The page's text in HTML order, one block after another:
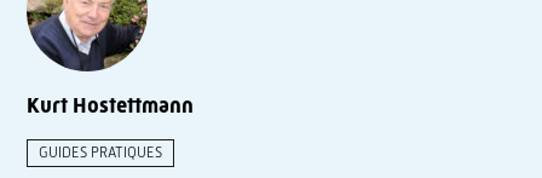
Kurt Hostettmann
GUIDES PRATIQUES